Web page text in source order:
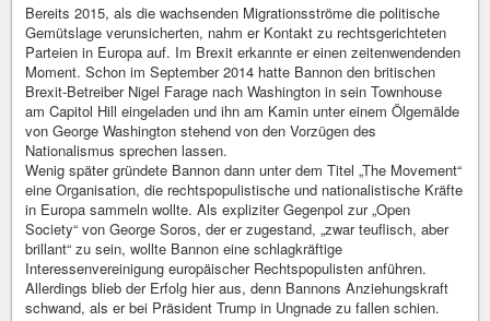
Bereits 2015, als die wachsenden Migrationsströme die politische
Gemütslage verunsicherten, nahm er Kontakt zu rechtsgerichteten
Parteien in Europa auf. Im Brexit erkannte er einen zeitenwendenden
Moment. Schon im September 2014 hatte Bannon den britischen
Brexit-Betreiber Nigel Farage nach Washington in sein Townhouse
am Capitol Hill eingeladen und ihn am Kamin unter einem Ölgemälde
von George Washington stehend von den Vorzügen des
Nationalismus sprechen lassen.
Wenig später gründete Bannon dann unter dem Titel „The Movement“
eine Organisation, die rechtspopulistische und nationalistische Kräfte
in Europa sammeln wollte. Als expliziter Gegenpol zur „Open
Society“ von George Soros, der er zugestand, „zwar teuflisch, aber
brillant“ zu sein, wollte Bannon eine schlagkräftige
Interessenvereinigung europäischer Rechtspopulisten anführen.
Allerdings blieb der Erfolg hier aus, denn Bannons Anziehungskraft
schwand, als er bei Präsident Trump in Ungnade zu fallen schien.